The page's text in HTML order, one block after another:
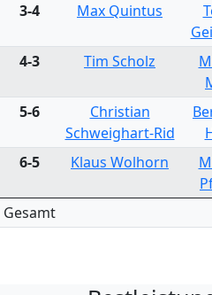
3-4 Max Quintus
4-3 Tim Scholz
5-6
Christian
Schweighart-Rid
6-5 Klaus Wolhorn
Gesamt